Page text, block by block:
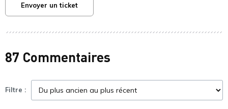
Envoyer un ticket
87 Commentaires
Filtre :